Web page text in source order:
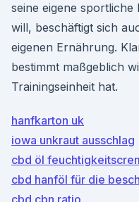
seine eigene sportliche
will, beschäftigt sich
eigenen Ernährung.
bestimmt maßgeblich
Trainingseinheit hat.
hanfkarton uk
iowa unkraut ausschlag
cbd öl
cbd hanföl für die
cbd cbn ratio